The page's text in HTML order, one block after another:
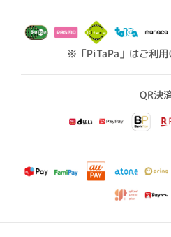
※「PiTaPa」はご利用
QR決